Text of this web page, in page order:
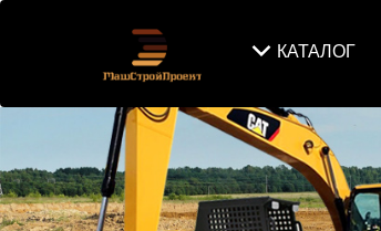
КАТАЛОГ